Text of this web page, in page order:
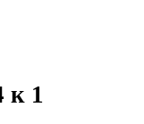
к 1